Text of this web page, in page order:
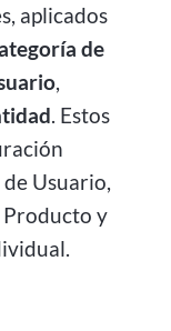
aplicados
de
,
. Estos
Usuario,
y